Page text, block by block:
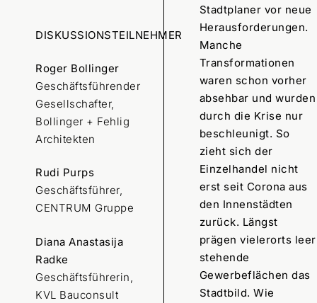
DISKUSSIONSTEILNEHMER
Roger Bollinger
Geschäftsführender
Gesellschafter,
Bollinger + Fehlig
Architekten
Rudi Purps
Geschäftsführer,
CENTRUM Gruppe
Diana Anastasija
Radke
Geschäftsführerin,
KVL Bauconsult
Stadtplaner vor neue
Herausforderungen.
Manche
Transformationen
waren schon vorher
absehbar und wurden
durch die Krise nur
beschleunigt. So
zieht sich der
Einzelhandel nicht
erst seit Corona aus
den Innenstädten
zurück. Längst
prägen vielerorts leer
stehende
Gewerbeflächen das
Stadtbild. Wie